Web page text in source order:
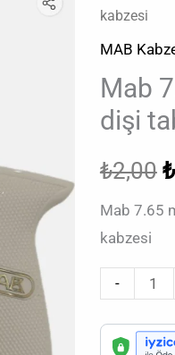
kabzesi
MAB
Mab
dişi
₺2,00 ₺
Mab 7.65
kabzesi
-
model
D
fil
dişi
tabanca
adet